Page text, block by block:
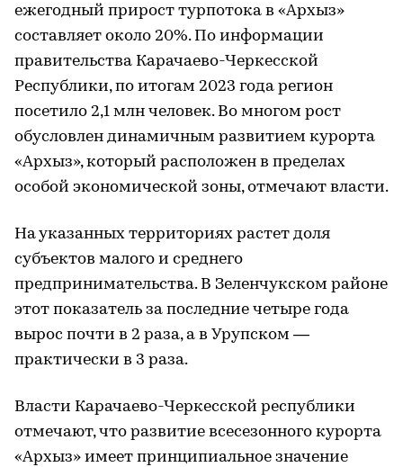
ежегодный прирост турпотока в «Архыз»
составляет около 20%. По информации
правительства Карачаево-Черкесской
Республики, по итогам 2023 года регион
посетило 2,1 млн человек. Во многом рост
обусловлен динамичным развитием курорта
«Архыз», который расположен в пределах
особой экономической зоны, отмечают власти.
На указанных территориях растет доля
субъектов малого и среднего
предпринимательства. В Зеленчукском районе
этот показатель за последние четыре года
вырос почти в 2 раза, а в Урупском —
практически в 3 раза.
Власти Карачаево-Черкесской республики
отмечают, что развитие всесезонного курорта
«Архыз» имеет принципиальное значение